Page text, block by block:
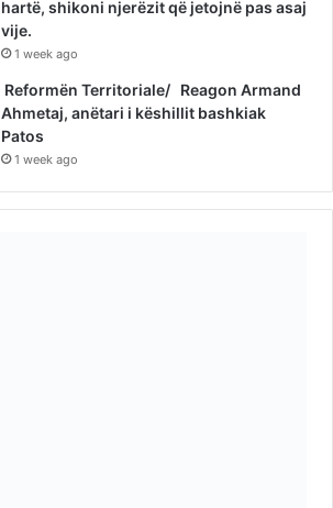
Përpara se të vendosni një vijë të re në
hartë, shikoni njerëzit që jetojnë pas asaj
vije.
1 week ago
Reformën Territoriale/ Reagon Armand
Ahmetaj, anëtari i këshillit bashkiak
Patos
1 week ago